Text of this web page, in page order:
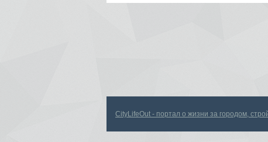
CityLifeOut - портал о жизни за городом,